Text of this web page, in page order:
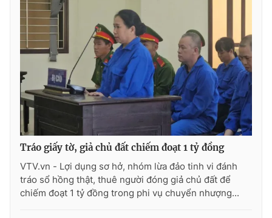
Tráo giấy tờ, giả chủ đất chiếm đoạt 1 tỷ đồng
VTV.vn - Lợi dụng sơ hở, nhóm lừa đảo tinh vi đánh
tráo sổ hồng thật, thuê người đóng giả chủ đất để
chiếm đoạt 1 tỷ đồng trong phi vụ chuyển nhượng...